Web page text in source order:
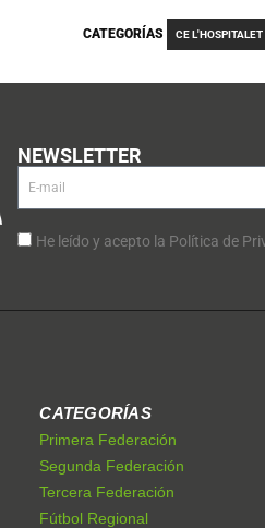
CATEGORÍAS CE L'HOSPITALET
NEWSLETTER
He leído y acepto la Política de
CATEGORÍAS
Primera Federación
Segunda Federación
Tercera Federación
Fútbol Regional